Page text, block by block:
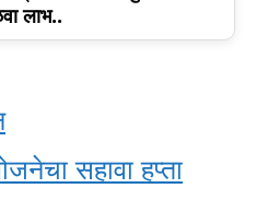
लाभ..
सहावा हप्ता